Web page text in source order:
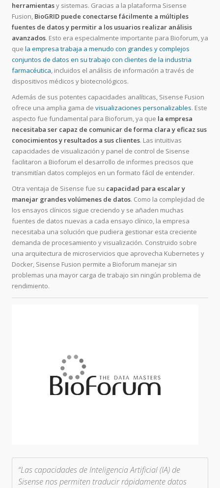
herramientasy sistemas. Gracias a la plataforma Sisense
Fusion, BioGRID puede conectarse fácilmente a múltiples
fuentes de datos y permitir a los usuarios realizar análisis
avanzados. Esto era especialmente importante para Bioforum, ya
que la empresa trabaja a menudo con grandes y complejos
conjuntos de datos en su trabajo con clientes de la industria
farmacéutica, incluidos el análisis de información a través de
dispositivos médicos y biotecnológicos.
Además de sus potentes capacidades analíticas, Sisense Fusion
ofrece una amplia gama de visualizaciones personalizables. Este
aspecto fue fundamental para Bioforum, ya que la empresa
necesitaba ser capaz de comunicar de forma clara y eficaz sus
conocimientos y resultados a sus clientes. Las intuitivas
capacidades de visualización y panel de control de Sisense
facilitaron a Bioforum el desarrollo de informes precisos que
transmitían datos complejos en un formato fácil de entender.
Otra ventaja de Sisense fue su capacidad para escalar y
manejar grandes volúmenes de datos. Como la complejidad de
los ensayos clínicos sigue creciendo y se añaden muchas
fuentes de datos nuevas a cada ensayo clínico, la empresa
necesitaba una solución que pudiera gestionar esta creciente
demanda de procesamiento y visualización. Construido sobre
una arquitectura de microservicios que aprovecha Kubernetes y
Docker, Sisense Fusion permite a Bioforum manejar sin
problemas una mayor carga de trabajo sin ningún problema de
rendimiento.
“Las capacidades de Inteligencia Artificial (IA) de
Sisense nos permiten traducir rápidamente datos